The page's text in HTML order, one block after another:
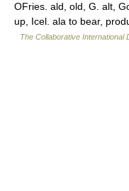
OFries. ald, old, G. alt,
up, Icel. ala to bear,
The Collaborative International